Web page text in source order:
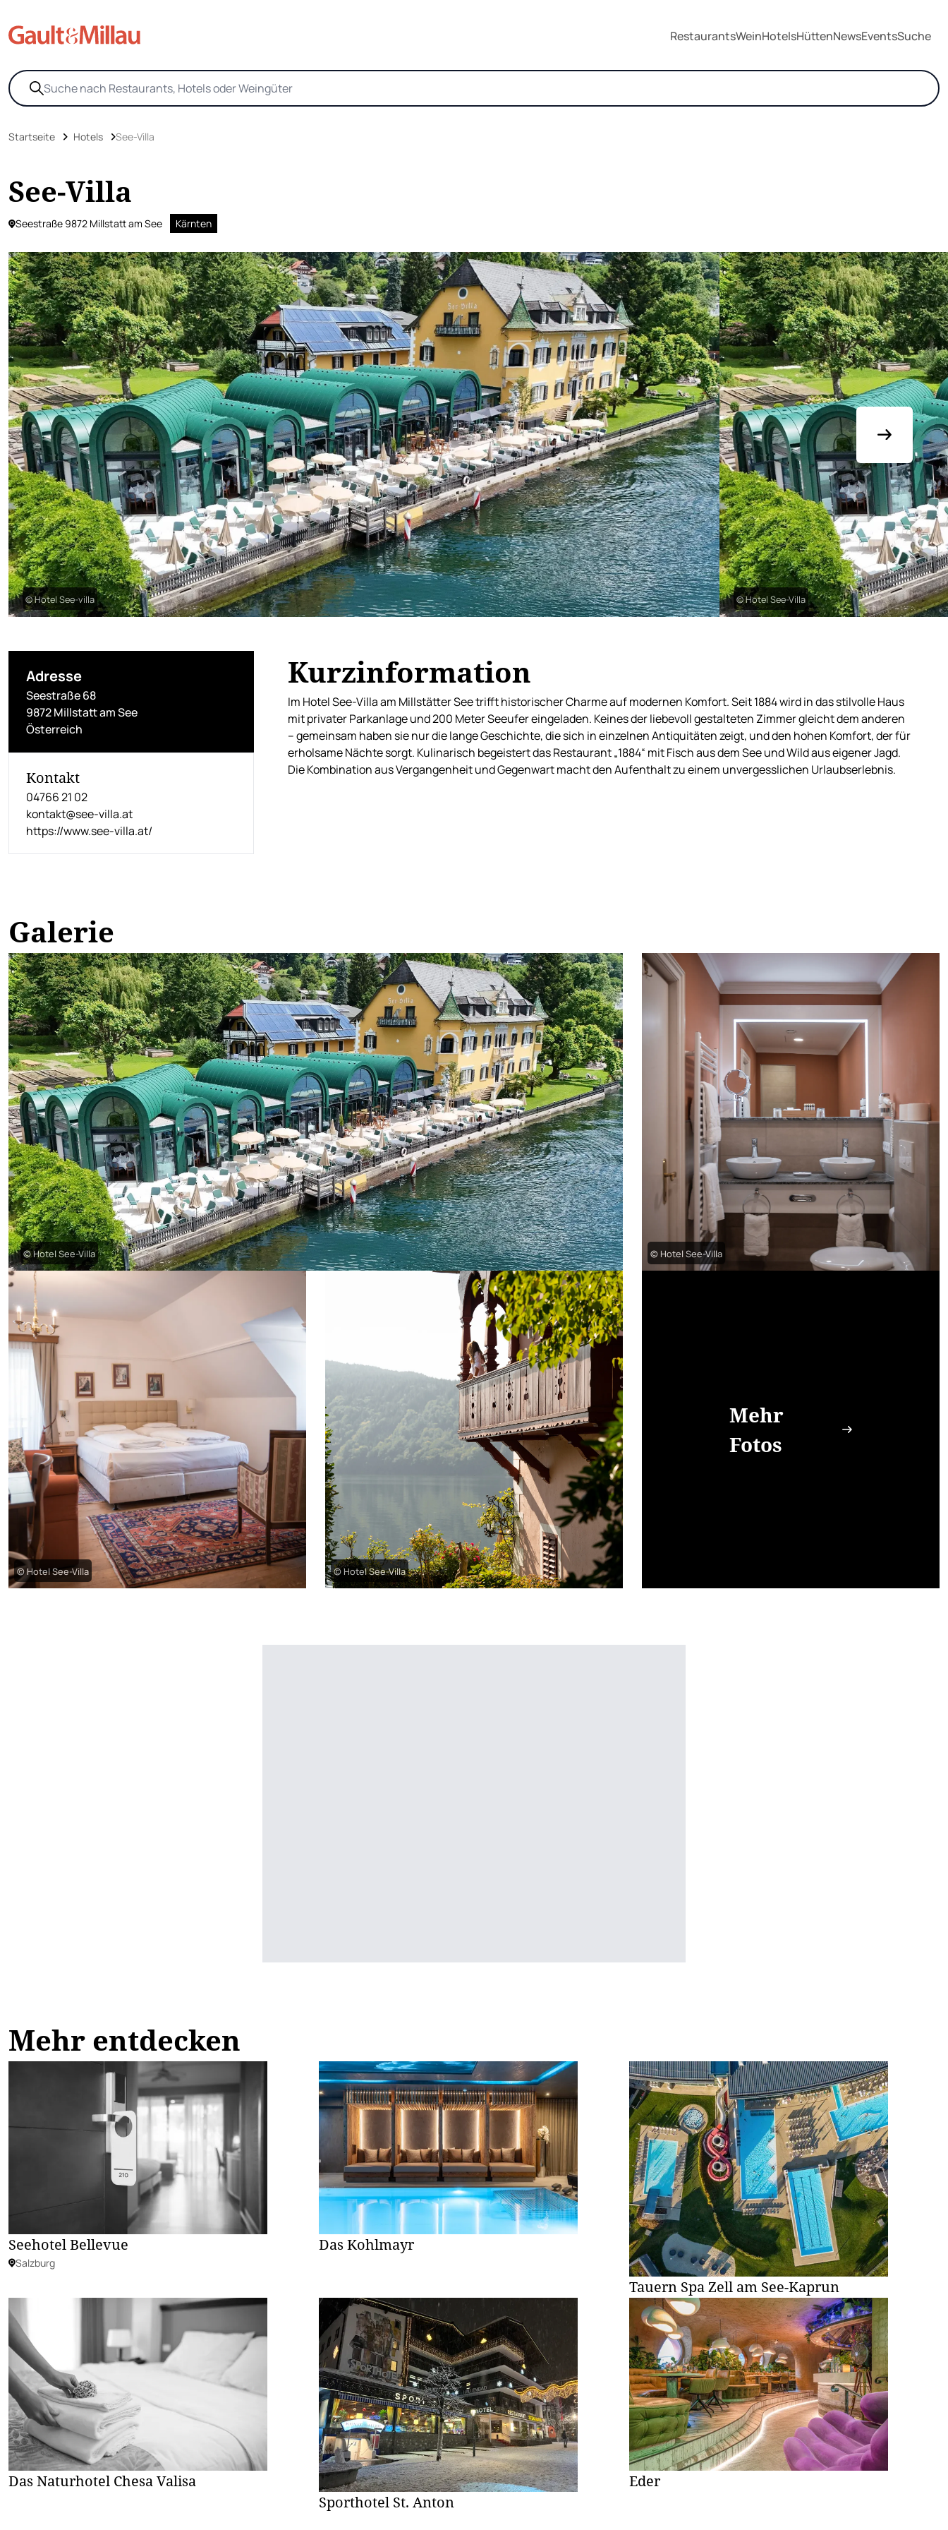
RestaurantsWeinHotelsHüttenNewsEventsSuche
Startseite Hotels See-Villa
See-Villa
Seestraße 9872 Millstatt am See Kärnten
© Hotel See-villa © Hotel See-Villa
Adresse
Seestraße 68
9872 Millstatt am See
Österreich
Kontakt
04766 21 02
kontakt@see-villa.at
https://www.see-villa.at/
Kurzinformation
Im Hotel See-Villa am Millstätter See trifft historischer Charme auf modernen Komfort. Seit 1884 wird in das stilvolle Haus
mit privater Parkanlage und 200 Meter Seeufer eingeladen. Keines der liebevoll gestalteten Zimmer gleicht dem anderen
– gemeinsam haben sie nur die lange Geschichte, die sich in einzelnen Antiquitäten zeigt, und den hohen Komfort, der für
erholsame Nächte sorgt. Kulinarisch begeistert das Restaurant „1884“ mit Fisch aus dem See und Wild aus eigener Jagd.
Die Kombination aus Vergangenheit und Gegenwart macht den Aufenthalt zu einem unvergesslichen Urlaubserlebnis.
Galerie
© Hotel See-Villa © Hotel See-Villa
© Hotel See-Villa © Hotel See-Villa
Mehr
Fotos
Mehr entdecken
Seehotel Bellevue
Salzburg
Das Kohlmayr
Tauern Spa Zell am See-Kaprun
Das Naturhotel Chesa Valisa
Sporthotel St. Anton
Eder